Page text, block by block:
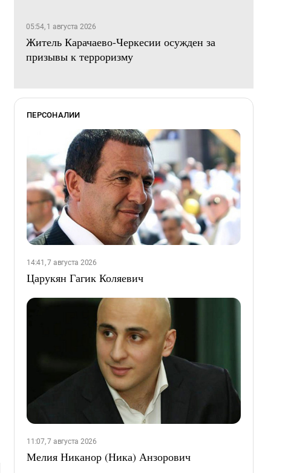
05:54, 1 августа 2026
Житель Карачаево-Черкесии осужден за
призывы к терроризму
ПЕРСОНАЛИИ
14:41, 7 августа 2026
Царукян Гагик Коляевич
11:07, 7 августа 2026
Мелия Никанор (Ника) Анзорович